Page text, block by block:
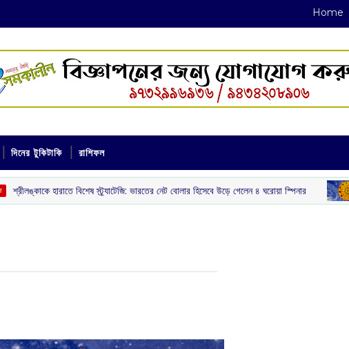
Home
দিনের টুকিটাকি রাশিফল
হারাতে বিশেষ স্ট্র্যাটেজি: ভারতের নেট বোলার হিসেবে উড়ে গেলেন ৪ ঘরোয়া স্পিনার রাশিফল